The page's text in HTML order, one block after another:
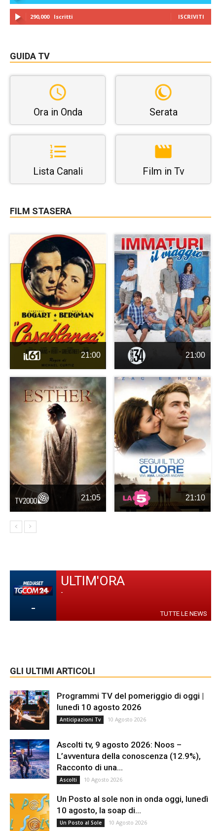
290,000 Iscritti ISCRIVITI
GUIDA TV
Ora in Onda Serata
Lista Canali Film in Tv
FILM STASERA
21:00 21:00
21:05 21:10
-
ULTIM'ORA
-
TUTTE LE NEWS
GLI ULTIMI ARTICOLI
Programmi TV del pomeriggio di oggi |
lunedì 10 agosto 2026
Anticipazioni Tv 10 Agosto 2026
Ascolti tv, 9 agosto 2026: Noos –
L’avventura della conoscenza (12.9%),
Racconto di una...
Ascolti 10 Agosto 2026
Un Posto al sole non in onda oggi, lunedì
10 agosto, la soap di...
Un Posto al Sole 10 Agosto 2026